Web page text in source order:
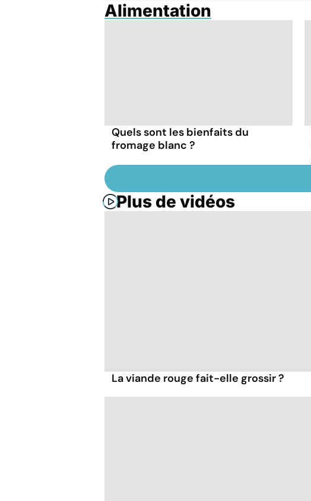
Alimentation
Quels sont les bienfaits du
fromage blanc ?
Plus de vidéos
La viande rouge fait-elle grossir ?